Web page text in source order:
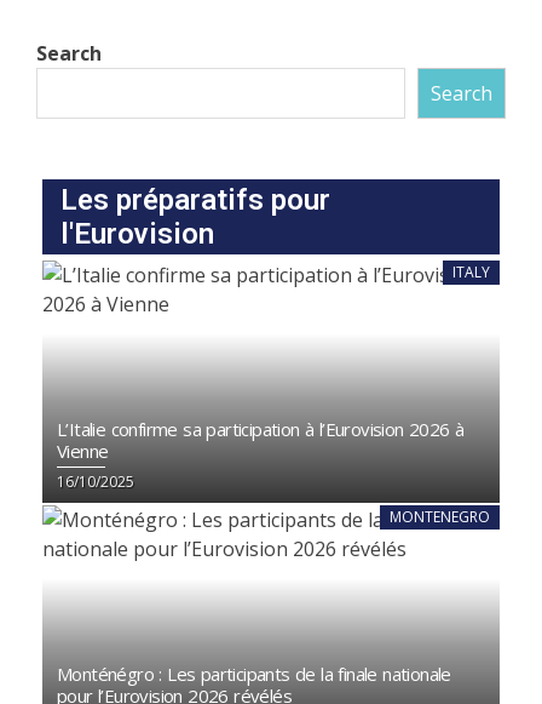
Search
Search
Les préparatifs pour
l'Eurovision
ITALY
L’Italie confirme sa participation à l’Eurovision 2026 à
Vienne
16/10/2025
MONTENEGRO
Monténégro : Les participants de la finale nationale
pour l’Eurovision 2026 révélés